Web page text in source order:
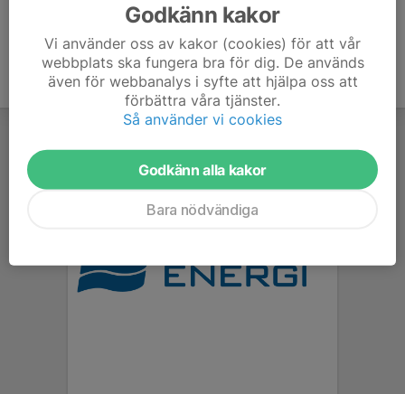
Godkänn kakor
Vi använder oss av kakor (cookies) för att vår
webbplats ska fungera bra för dig. De används
även för webbanalys i syfte att hjälpa oss att
förbättra våra tjänster.
Så använder vi cookies
Godkänn alla kakor
Bara nödvändiga